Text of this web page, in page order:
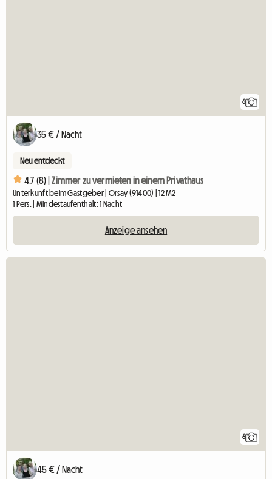
6
35 € / Nacht
Neu entdeckt
4.7 (8) | Zimmer zu vermieten in einem Privathaus
Unterkunft beim Gastgeber | Orsay (91400) | 12 M2
1 Pers. | Mindestaufenthalt: 1 Nacht
Anzeige ansehen
6
45 € / Nacht